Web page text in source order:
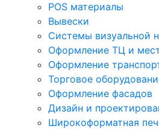
POS материалы
Вывески
Системы визуальной
Оформление ТЦ и
Оформление
Торговое
Оформление фасадов
Дизайн и
Широкоформатная